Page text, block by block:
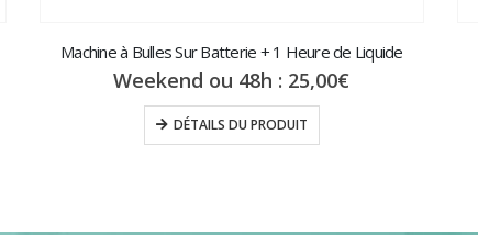
Machine à Bulles Sur Batterie + 1 Heure de Liquide
Weekend ou 48h : 25,00€
DÉTAILS DU PRODUIT